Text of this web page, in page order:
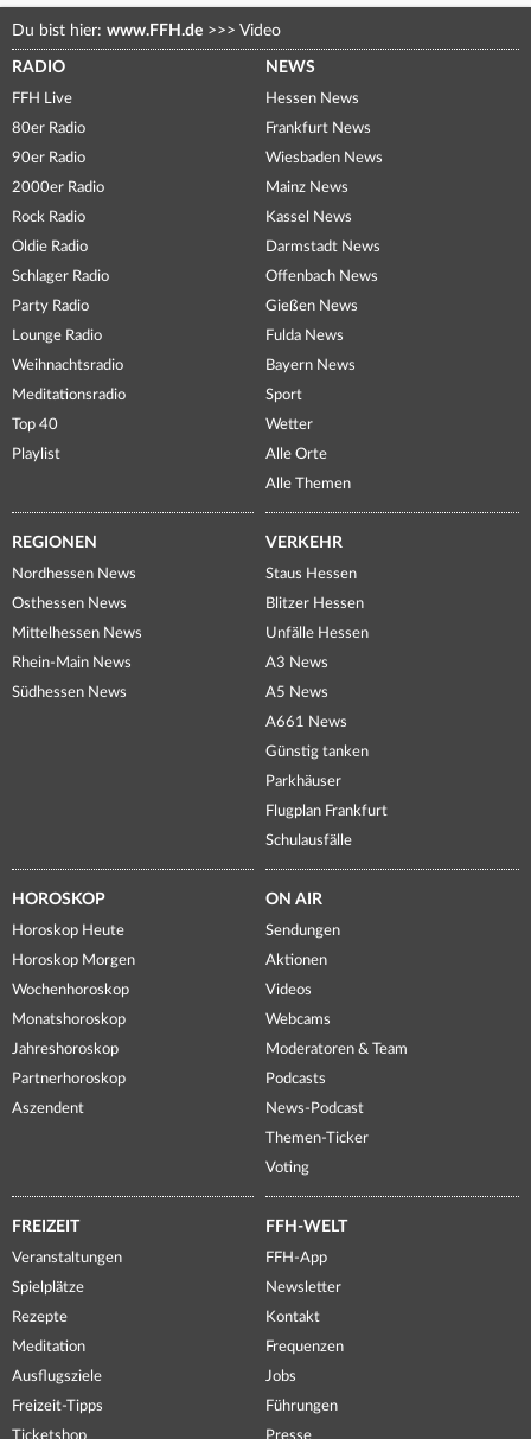
Du bist hier: www.FFH.de >>> Video
RADIO
FFH Live
80er Radio
90er Radio
2000er Radio
Rock Radio
Oldie Radio
Schlager Radio
Party Radio
Lounge Radio
Weihnachtsradio
Meditationsradio
Top 40
Playlist
NEWS
Hessen News
Frankfurt News
Wiesbaden News
Mainz News
Kassel News
Darmstadt News
Offenbach News
Gießen News
Fulda News
Bayern News
Sport
Wetter
Alle Orte
Alle Themen
REGIONEN
Nordhessen News
Osthessen News
Mittelhessen News
Rhein-Main News
Südhessen News
VERKEHR
Staus Hessen
Blitzer Hessen
Unfälle Hessen
A3 News
A5 News
A661 News
Günstig tanken
Parkhäuser
Flugplan Frankfurt
Schulausfälle
HOROSKOP
Horoskop Heute
Horoskop Morgen
Wochenhoroskop
Monatshoroskop
Jahreshoroskop
Partnerhoroskop
Aszendent
ON AIR
Sendungen
Aktionen
Videos
Webcams
Moderatoren & Team
Podcasts
News-Podcast
Themen-Ticker
Voting
FREIZEIT
Veranstaltungen
Spielplätze
Rezepte
Meditation
Ausflugsziele
Freizeit-Tipps
Ticketshop
FFH-WELT
FFH-App
Newsletter
Kontakt
Frequenzen
Jobs
Führungen
Presse